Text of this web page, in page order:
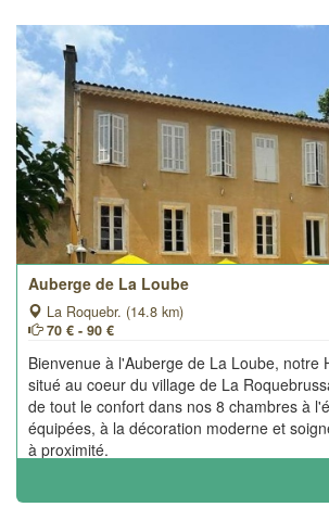
Auberge de La Loube
La Roquebr. (14.8 km)
70 € - 90 €
Bienvenue à l'Auberge de La Loube, notre
situé au coeur du village de La
de tout le confort dans nos 8 chambres à
équipées, à la décoration moderne et
à proximité.